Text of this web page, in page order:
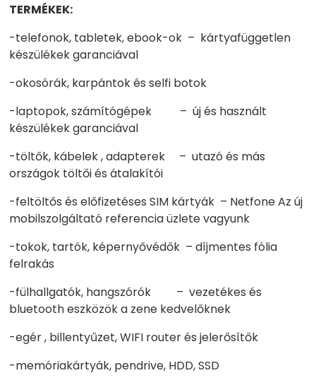
TERMÉKEK:
-telefonok, tabletek, ebook-ok – kártyafüggetlen
készülékek garanciával
-okosórák, karpántok és selfi botok
-laptopok, számítógépek – új és használt
készülékek garanciával
-töltők, kábelek , adapterek – utazó és más
országok töltői és átalakítói
-feltöltős és előfizetéses SIM kártyák – Netfone Az új
mobilszolgáltató referencia üzlete vagyunk
-tokok, tartók, képernyővédők – díjmentes fólia
felrakás
-fülhallgatók, hangszórók – vezetékes és
bluetooth eszközök a zene kedvelőknek
-egér , billentyűzet, WIFI router és jelerősítők
-memóriakártyák, pendrive, HDD, SSD